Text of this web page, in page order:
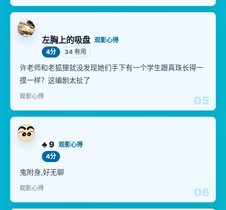
05
左胸上的吸盘 观影心得
4分
34 有用
许老师和老狐狸就没发现她们手下有一个学生跟真珠长得一
摸一样？这编剧太扯了
观影心得
06
♣ 9 观影心得
4分
鬼附身,好无聊
观影心得